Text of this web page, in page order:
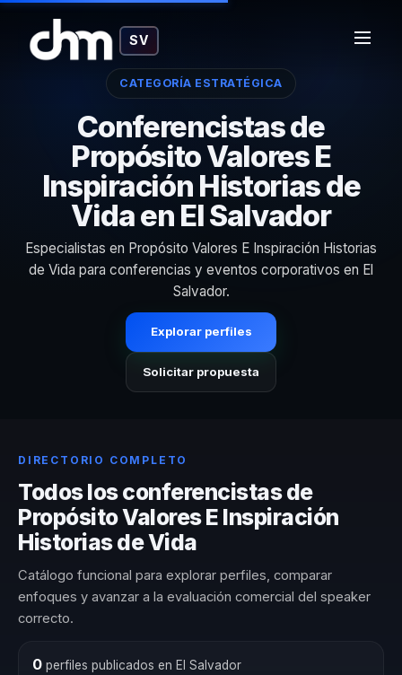
SV
CATEGORÍA ESTRATÉGICA
Conferencistas de
Propósito Valores E
Inspiración Historias de
Vida en El Salvador
Especialistas en Propósito Valores E Inspiración Historias
de Vida para conferencias y eventos corporativos en El
Salvador.
Explorar perfiles
Solicitar propuesta
DIRECTORIO COMPLETO
Todos los conferencistas de
Propósito Valores E Inspiración
Historias de Vida
Catálogo funcional para explorar perfiles, comparar
enfoques y avanzar a la evaluación comercial del speaker
correcto.
0perfiles publicados en El Salvador